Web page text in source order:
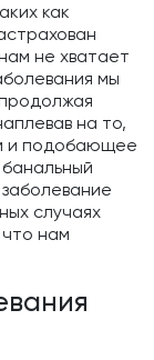
как
не хватает
мы
на то,
и подобающее
случаях
нам